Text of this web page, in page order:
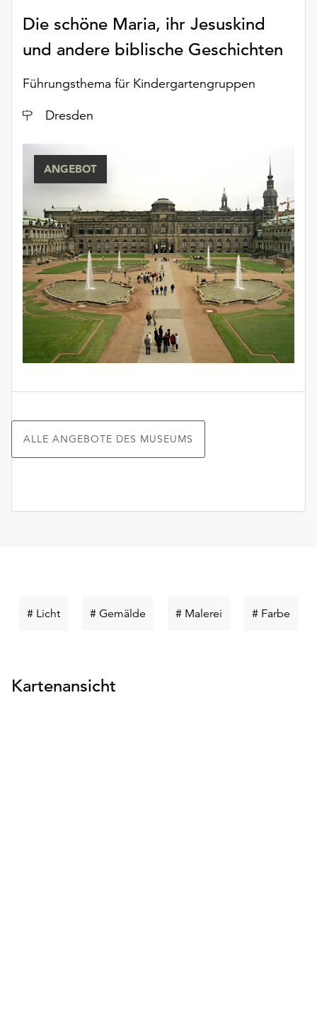
Die schöne Maria, ihr Jesuskind
und andere biblische Geschichten
Führungsthema für Kindergartengruppen
Ort
Dresden
ANGEBOT
ALLE ANGEBOTE DES MUSEUMS
# LichtSchlüsselwort
# Gemälde Schlüsselwort
# Malerei Schlüsselwort
# Farbe
Kartenansicht